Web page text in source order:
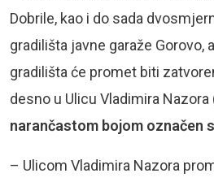
Dobrile, kao i do sada
gradilišta javne garaže Gorovo,
gradilišta će promet biti
desno u Ulicu Vladimira Nazora
narančastom bojom označen
– Ulicom Vladimira Nazora